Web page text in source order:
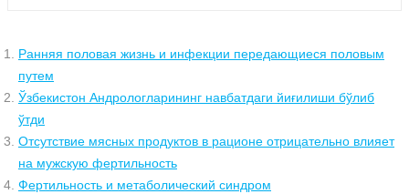
Ранняя половая жизнь и инфекции передающиеся половым
путем
Ўзбекистон Андрологларининг навбатдаги йиғилиши бўлиб
ўтди
Отсутствие мясных продуктов в рационе отрицательно влияет
на мужскую фертильность
Фертильность и метаболический синдром